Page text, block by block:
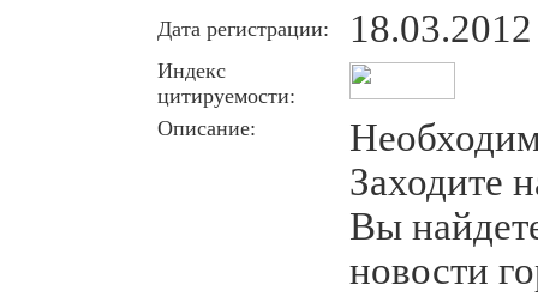
Дата регистрации: 18.03.2012
Индекс
цитируемости:
Описание:
Заходите
Вы
новости